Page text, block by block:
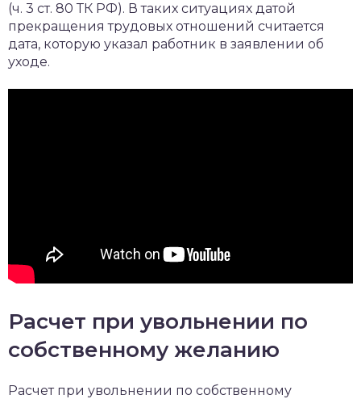
(ч. 3 ст. 80 ТК РФ). В таких ситуациях датой
прекращения трудовых отношений считается
дата, которую указал работник в заявлении об
уходе.
Расчет при увольнении по
собственному желанию
Расчет при увольнении по собственному